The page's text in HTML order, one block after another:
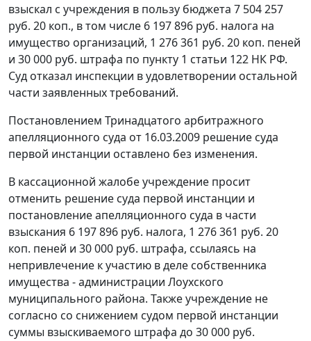
взыскал с учреждения в пользу бюджета 7 504 257
руб. 20 коп., в том числе 6 197 896 руб. налога на
имущество организаций, 1 276 361 руб. 20 коп. пеней
и 30 000 руб. штрафа по пункту 1 статьи 122 НК РФ.
Суд отказал инспекции в удовлетворении остальной
части заявленных требований.
Постановлением Тринадцатого арбитражного
апелляционного суда от 16.03.2009 решение суда
первой инстанции оставлено без изменения.
В кассационной жалобе учреждение просит
отменить решение суда первой инстанции и
постановление апелляционного суда в части
взыскания 6 197 896 руб. налога, 1 276 361 руб. 20
коп. пеней и 30 000 руб. штрафа, ссылаясь на
непривлечение к участию в деле собственника
имущества - администрации Лоухского
муниципального района. Также учреждение не
согласно со снижением судом первой инстанции
суммы взыскиваемого штрафа до 30 000 руб.